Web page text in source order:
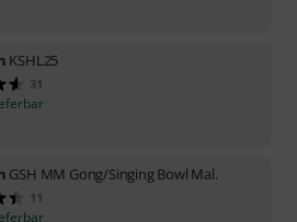
KSHL25
31
GSH MM Gong/Singing Bowl Mal.
11